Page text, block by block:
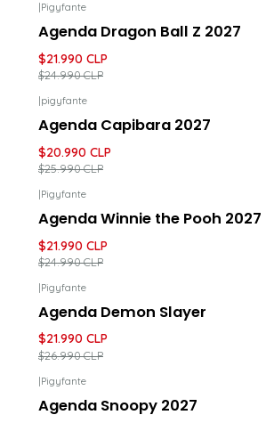
DESCUENTO
Pigyfante
Agenda Dragon Ball Z 2027
$21.990 CLP
$24.990 CLP
DESCUENTO
pigyfante
Agenda Capibara 2027
$20.990 CLP
$25.990 CLP
DESCUENTO
Pigyfante
Agenda Winnie the Pooh 2027
$21.990 CLP
$24.990 CLP
DESCUENTO
Pigyfante
Agenda Demon Slayer
$21.990 CLP
$26.990 CLP
DESCUENTO
Pigyfante
Agenda Snoopy 2027